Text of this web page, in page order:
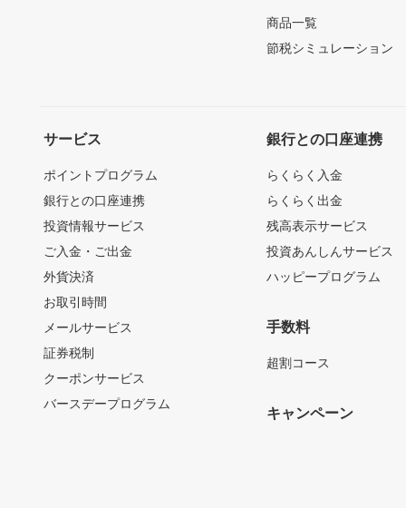
商品一覧
節税シミュレーション
サービス
ポイントプログラム
銀行との口座連携
投資情報サービス
ご入金・ご出金
外貨決済
お取引時間
メールサービス
証券税制
クーポンサービス
バースデープログラム
銀行との口座連携
らくらく入金
らくらく出金
残高表示サービス
投資あんしんサービス
ハッピープログラム
手数料
超割コース
キャンペーン